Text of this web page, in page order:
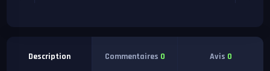
Description Commentaires 0 Avis 0